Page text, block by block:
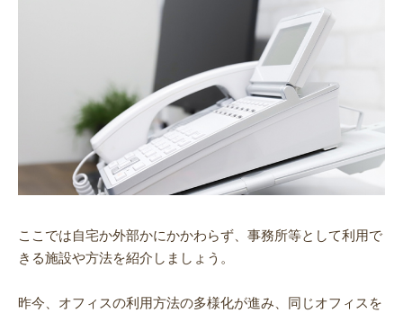
ここでは自宅か外部かにかかわらず、事務所等として利用で
きる施設や方法を紹介しましょう。
昨今、オフィスの利用方法の多様化が進み、同じオフィスを